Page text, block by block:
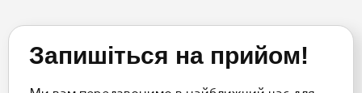
Запишіться на прийом!